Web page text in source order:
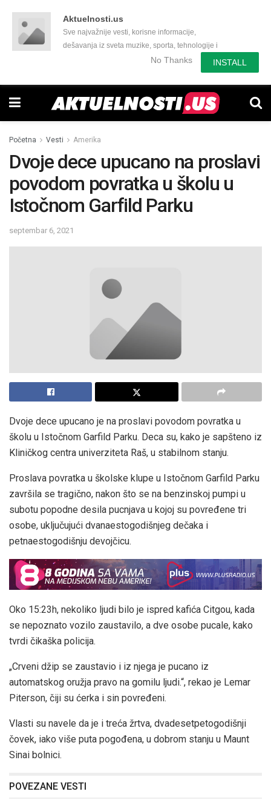
Aktuelnosti.us
Sve najvažnije vesti, korisne informacije,
dešavanja iz sveta muzike, sporta, tehnologije i
još mnogo toga zanimljivog.No Thanks INSTALL
Početna Vesti Amerika
Dvoje dece upucano na proslavi
povodom povratka u školu u
Istočnom Garfild Parku
septembar 6, 2021
Dvoje dece upucano je na proslavi povodom povratka u
školu u Istočnom Garfild Parku. Deca su, kako je sapšteno iz
Kliničkog centra univerziteta Raš, u stabilnom stanju.
Proslava povratka u školske klupe u Istočnom Garfild Parku
završila se tragično, nakon što se na benzinskoj pumpi u
subotu popodne desila pucnjava u kojoj su povređene tri
osobe, uključujući dvanaestogodišnjeg dečaka i
petnaestogodišnju devojčicu.
Oko 15:23h, nekoliko ljudi bilo je ispred kafića Citgou, kada
se nepoznato vozilo zaustavilo, a dve osobe pucale, kako
tvrdi čikaška policija.
„Crveni džip se zaustavio i iz njega je pucano iz
automatskog oružja pravo na gomilu ljudi.“, rekao je Lemar
Piterson, čiji su ćerka i sin povređeni.
Vlasti su navele da je i treća žrtva, dvadesetpetogodišnji
čovek, iako više puta pogođena, u dobrom stanju u Maunt
Sinai bolnici.
POVEZANE VESTI